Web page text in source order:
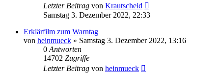
Letzter Beitrag von Krautscheid
Samstag 3. Dezember 2022, 22:33
Erklärfilm zum Warntag
von heinmueck » Samstag 3. Dezember 2022, 13:16
0 Antworten
14702 Zugriffe
Letzter Beitrag von heinmueck